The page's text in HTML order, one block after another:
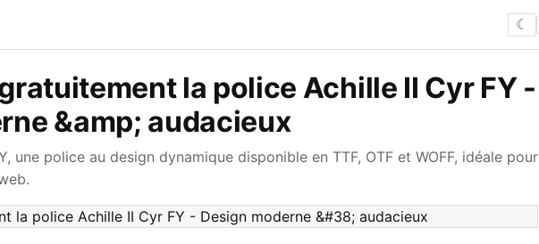
☾
la police Achille II Cyr FY -
&amp; audacieux
une police au design dynamique disponible en TTF, OTF et WOFF, idéale pour